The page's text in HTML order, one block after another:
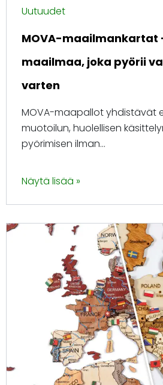
Uutuudet
MOVA-maailmankartat
maailmaa, joka pyörii
varten
MOVA-maapallot yhdistävät
muotoilun, huolellisen
pyörimisen ilman...
Näytä lisää »